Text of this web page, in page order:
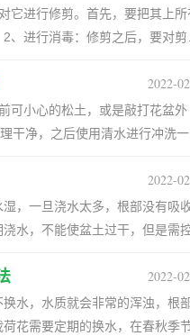
理，照样能活，还能养开花。
，不能水位太高。烂根后除了将
部能接触到空气。 三、温度
度以上，能防止烂根的问题。
它进行修剪。首先，要把其上所
涂抹在剪口上消毒。 3、进行清
。然后，要保持通风、温暖，并
。等20分钟后，将它取出来，放
盆。然后准备一些排水性和透
可小心的松土，或是敲打花盆外
干净，之后使用清水进行冲洗一
可以选择甲基托布津，也可以选
用的土壤要换成新土，上盆的
放置到相对阴凉的环境下，差不
就行。使用过生根粉的插条，它
系也可以使用。
2022-
水，不能使盆土过干，但是需控
选择的肥料也不能太浓，会导致
则，每次施加低浓度的肥料，
2022-
花需要定期的换水，在春秋季节
2022-